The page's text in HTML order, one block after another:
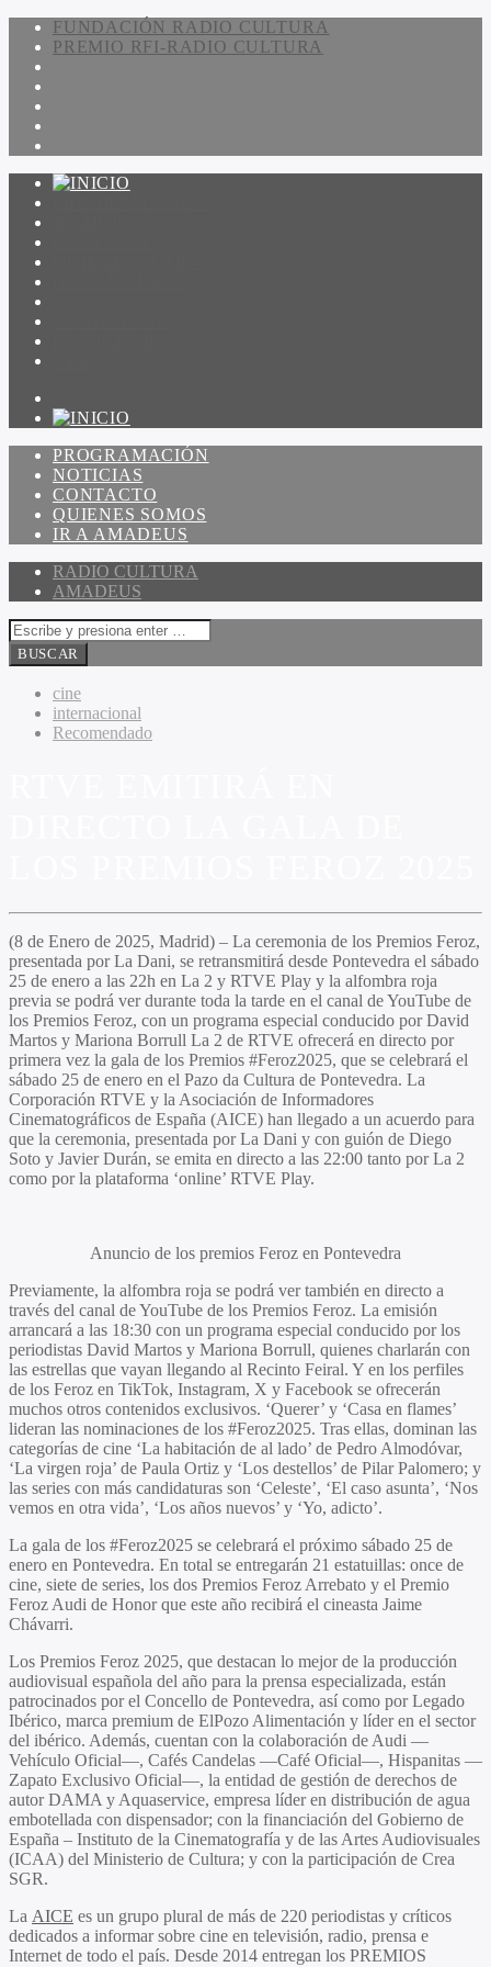
FUNDACIÓN RADIO CULTURA
PREMIO RFI-RADIO CULTURA
PROGRAMACIÓN
NOTICIAS
CONTACTO
QUIENES SOMOS
IR A AMADEUS
RADIO CULTURA
AMADEUS
cine
internacional
Recomendado
(8 de Enero de 2025, Madrid) – La ceremonia de los Premios Feroz,
presentada porLa Dani, se retransmitirá desde Pontevedra el sábado
25 de enero a las 22h en La 2 y RTVE Play y la alfombra roja
previa se podrá ver durante toda la tarde en el canal de YouTube de
los Premios Feroz, con un programa especial conducido porDavid
Martos y Mariona Borrull La 2 de RTVE ofrecerá en directo por
primera vez la gala de los Premios #Feroz2025, que se celebrará el
sábado 25 de enero en el Pazo da Cultura de Pontevedra. La
Corporación RTVE y la Asociación de Informadores
Cinematográficos de España (AICE) han llegado a un acuerdo para
que la ceremonia, presentada porLa Dani y con guión de Diego
Soto y Javier Durán, se emita en directo a las 22:00 tanto por La 2
como por la plataforma ‘online’ RTVE Play.
Anuncio de los premios Feroz en Pontevedra
Previamente, la alfombra roja se podrá ver también en directo a
través del canal de YouTube de los Premios Feroz. La emisión
arrancará a las 18:30 con un programa especial conducido por los
periodistas David Martos y Mariona Borrull, quienes charlarán con
las estrellas que vayan llegando al Recinto Feiral. Y en los perfiles
de los Feroz en TikTok, Instagram, X y Facebook se ofrecerán
muchos otros contenidos exclusivos. ‘Querer’ y ‘Casa en flames’
lideran las nominaciones de los #Feroz2025. Tras ellas, dominan las
categorías de cine ‘La habitación de al lado’ de Pedro Almodóvar,
‘La virgen roja’ de Paula Ortiz y ‘Los destellos’ de Pilar Palomero; y
las series con más candidaturas son ‘Celeste’, ‘El caso asunta’, ‘Nos
vemos en otra vida’, ‘Los años nuevos’ y ‘Yo, adicto’.
La gala de los #Feroz2025 se celebrará el próximo sábado 25 de
enero en Pontevedra. En total se entregarán 21 estatuillas: once de
cine, siete de series, los dos Premios Feroz Arrebato y el Premio
Feroz Audi de Honorque este año recibirá el cineasta Jaime
Chávarri.
Los Premios Feroz 2025, que destacan lo mejor de la producción
audiovisual española del año para la prensa especializada, están
patrocinados por el Concello de Pontevedra, así como por Legado
Ibérico, marca premium de ElPozo Alimentación y líder en el sector
del ibérico. Además, cuentan con la colaboración de Audi —
Vehículo Oficial—, Cafés Candelas —Café Oficial—, Hispanitas —
Zapato Exclusivo Oficial—, la entidad de gestión de derechos de
autor DAMA y Aquaservice, empresa líder en distribución de agua
embotellada con dispensador; con la financiación del Gobierno de
España – Instituto de la Cinematografía y de las Artes Audiovisuales
(ICAA) del Ministerio de Cultura; y con la participación de Crea
SGR.
La AICE es un grupo plural de más de 220 periodistas y críticos
dedicados a informar sobre cine en televisión, radio, prensa e
Internet de todo el país. Desde 2014 entregan los PREMIOS